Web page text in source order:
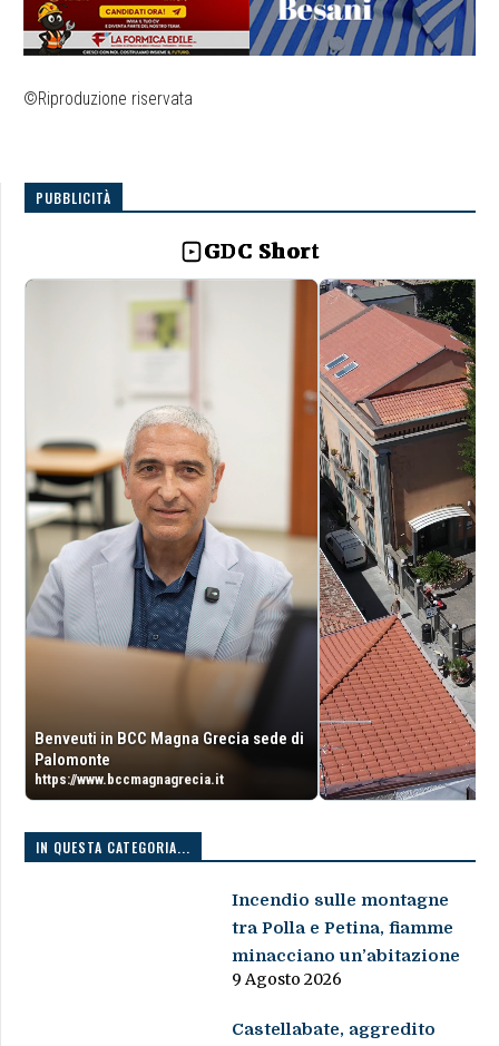
©Riproduzione riservata
PUBBLICITÀ
GDC Short
Benveuti in BCC Magna Grecia sede di
Palomonte
https://www.bccmagnagrecia.it
IN QUESTA CATEGORIA...
Incendio sulle montagne
tra Polla e Petina, fiamme
minacciano un’abitazione
9 Agosto 2026
Castellabate, aggredito